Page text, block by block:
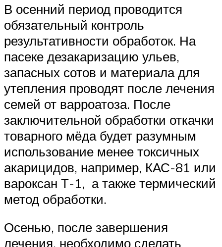
В осенний период проводится
обязательный контроль
результативности обработок. На
пасеке дезакаризацию ульев,
запасных сотов и материала для
утепления проводят после лечения
семей от варроатоза. После
заключительной обработки откачки
товарного мёда будет разумным
использование менее токсичных
акарицидов, например, КАС-81 или
вароксан Т-1, а также термический
метод обработки.
Осенью, после завершения
лечения, необходимо сделать